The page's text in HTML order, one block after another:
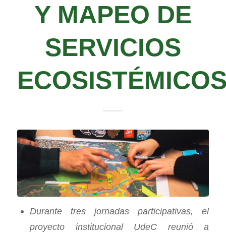
Y MAPEO DE
SERVICIOS
Durante tres jornadas participativas, el
proyecto institucional UdeC reunió a